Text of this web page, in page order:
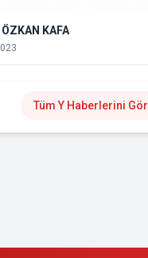
ÖZKAN KAFA
Tüm Y Haberlerini Gör